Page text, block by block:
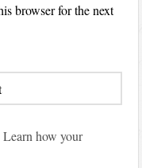
browser for the next
Learn how your